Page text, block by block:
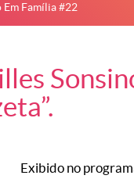
Em Família #22
Exibido no